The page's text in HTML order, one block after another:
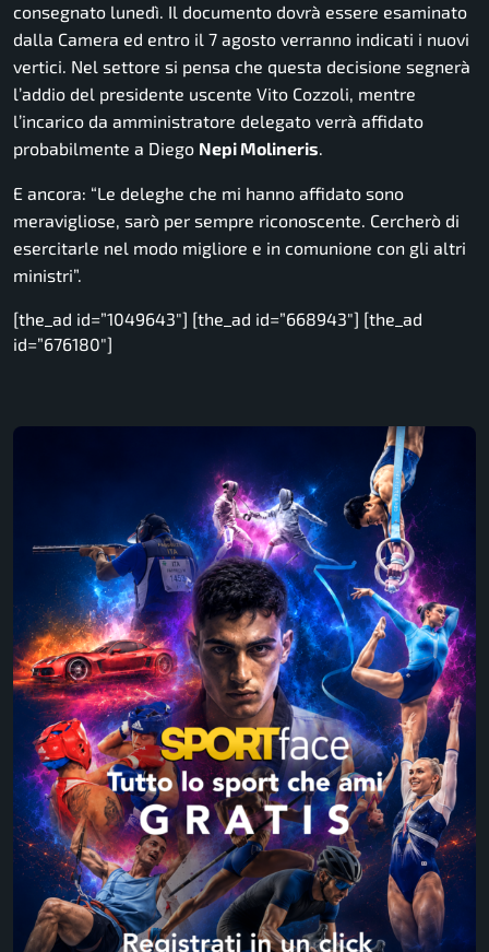
consegnato lunedì. Il documento dovrà essere esaminato
dalla Camera ed entro il 7 agosto verranno indicati i nuovi
vertici. Nel settore si pensa che questa decisione segnerà
l’addio del presidente uscente Vito Cozzoli, mentre
l’incarico da amministratore delegato verrà affidato
probabilmente a Diego Nepi Molineris.
E ancora: “Le deleghe che mi hanno affidato sono
meravigliose, sarò per sempre riconoscente. Cercherò di
esercitarle nel modo migliore e in comunione con gli altri
ministri”.
[the_ad id=”1049643″] [the_ad id=”668943″] [the_ad
id=”676180″]